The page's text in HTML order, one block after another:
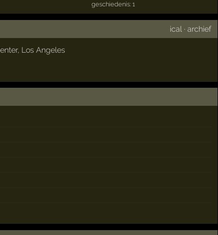
geschiedenis: 1
ical ·archief
, Los Angeles